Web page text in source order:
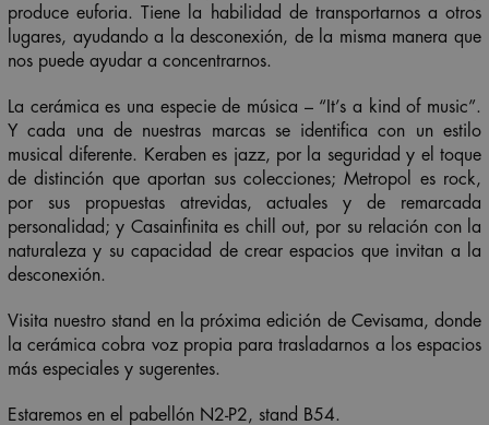
produce euforia. Tiene la habilidad de transportarnos a otros
lugares, ayudando a la desconexión, de la misma manera que
nos puede ayudar a concentrarnos.
La cerámica es una especie de música – “It’s a kind of music”.
Y cada una de nuestras marcas se identifica con un estilo
musical diferente. Keraben es jazz, por la seguridad y el toque
de distinción que aportan sus colecciones; Metropol es rock,
por sus propuestas atrevidas, actuales y de remarcada
personalidad; y Casainfinita es chill out, por su relación con la
naturaleza y su capacidad de crear espacios que invitan a la
desconexión.
Visita nuestro stand en la próxima edición de Cevisama, donde
la cerámica cobra voz propia para trasladarnos a los espacios
más especiales y sugerentes.
Estaremos en el pabellón N2-P2, stand B54.